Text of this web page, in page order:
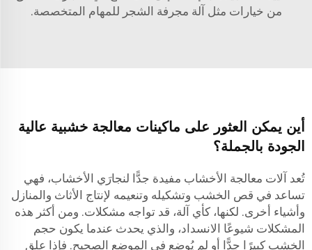
من خيارات مثل آلة مجرفة الشجر للمهام المتخصصة.
أين يمكن العثور على ماكينات معالجة خشبية عالية
الجودة بالجملة؟
تُعد آلات معالجة الأخشاب مفيدة جدًّا لنجارَي الأخشاب، فهي
تساعد في قص الخشب وتشكيله وتنعيمه لإنتاج الأثاث والمنازل
وأشياء أخرى. لكنها، كأي آلة، قد تواجه مشكلات. ومن أكثر هذه
المشكلات شيوعًا الانسداد، والذي يحدث عندما يكون حجم
الخشب كبيرًا جدًّا أو لم يُوضع في الموضع الصحيح. فإذا علِق